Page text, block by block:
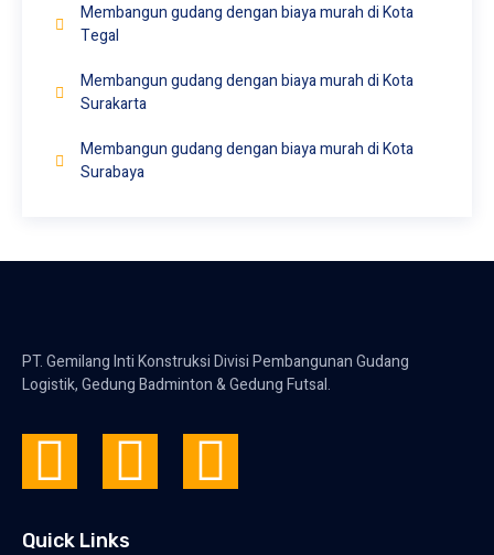
Membangun gudang dengan biaya murah di Kota
Tegal
Membangun gudang dengan biaya murah di Kota
Surakarta
Membangun gudang dengan biaya murah di Kota
Surabaya
PT. Gemilang Inti Konstruksi Divisi Pembangunan Gudang
Logistik, Gedung Badminton & Gedung Futsal.
Quick Links